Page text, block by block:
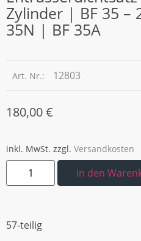
Zylinder | BF 35 –
35N | BF 35A
Art. Nr.: 12803
180,00€
inkl. MwSt. zzgl. Versandkosten
In den
57-teilig